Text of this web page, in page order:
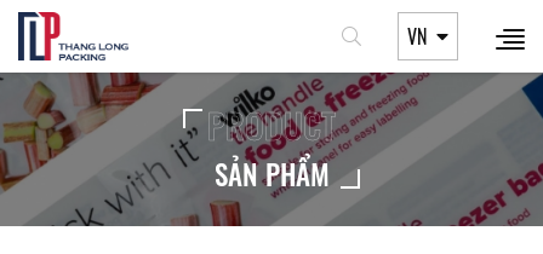
VN
PRODUCT
SẢN PHẨM